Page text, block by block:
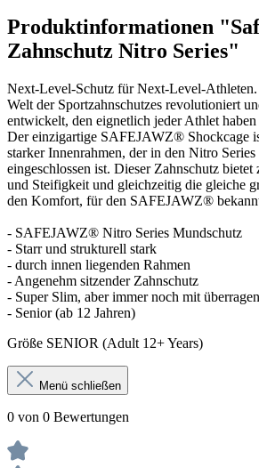
Produktinformationen
Zahnschutz Nitro Series"
Next-Level-Schutz für Next-Level-
Welt der Sportzahnschutzes revolutioniert
entwickelt, den eignetlich jeder Athlet
Der einzigartige SAFEJAWZ® Shockcage
starker Innenrahmen, der in den Nitro
eingeschlossen ist. Dieser Zahnschutz bietet
und Steifigkeit und gleichzeitig die gleiche
den Komfort, für den SAFEJAWZ®
- SAFEJAWZ® Nitro Series Mundschutz
- Starr und strukturell stark
- durch innen liegenden Rahmen
- Angenehm sitzender Zahnschutz
- Super Slim, aber immer noch mit
- Senior (ab 12 Jahren)
Größe SENIOR (Adult 12+ Years)
Menü schließen
0 von 0 Bewertungen